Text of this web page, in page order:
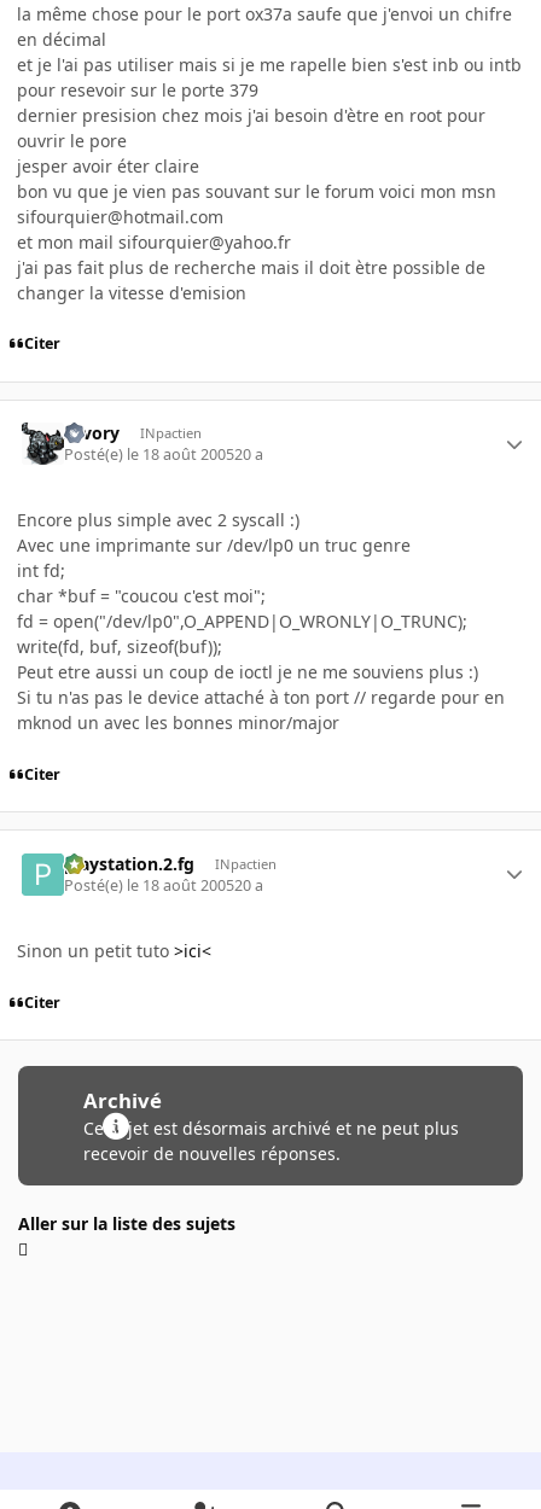
la même chose pour le port ox37a saufe que j'envoi un chifre
en décimal
et je l'ai pas utiliser mais si je me rapelle bien s'est inb ou intb
pour resevoir sur le porte 379
dernier presision chez mois j'ai besoin d'ètre en root pour
ouvrir le pore
jesper avoir éter claire
bon vu que je vien pas souvant sur le forum voici mon msn
sifourquier@hotmail.com
et mon mail sifourquier@yahoo.fr
j'ai pas fait plus de recherche mais il doit ètre possible de
changer la vitesse d'emision
Citer
savory INpactien
Posté(e) le 18 août 200520 a
Encore plus simple avec 2 syscall :)
Avec une imprimante sur /dev/lp0 un truc genre
int fd;
char *buf = "coucou c'est moi";
fd = open("/dev/lp0",O_APPEND|O_WRONLY|O_TRUNC);
write(fd, buf, sizeof(buf));
Peut etre aussi un coup de ioctl je ne me souviens plus :)
Si tu n'as pas le device attaché à ton port // regarde pour en
mknod un avec les bonnes minor/major
Citer
playstation.2.fg INpactien
Posté(e) le 18 août 200520 a
Sinon un petit tuto >ici<
Citer
Archivé
Ce sujet est désormais archivé et ne peut plus
recevoir de nouvelles réponses.
Aller sur la liste des sujets